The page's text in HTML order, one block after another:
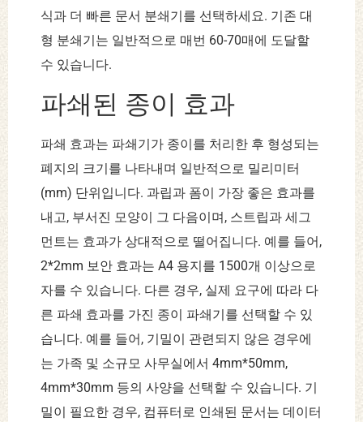
식과 더 빠른 문서 분쇄기를 선택하세요. 기존 대
형 분쇄기는 일반적으로 매번 60-70매에 도달할
수 있습니다.
파쇄된 종이 효과
파쇄 효과는 파쇄기가 종이를 처리한 후 형성되는
폐지의 크기를 나타내며 일반적으로 밀리미터
(mm) 단위입니다. 과립과 폼이 가장 좋은 효과를
내고, 부서진 모양이 그 다음이며, 스트립과 세그
먼트는 효과가 상대적으로 떨어집니다. 예를 들어,
2*2mm 보안 효과는 A4 용지를 1500개 이상으로
자를 수 있습니다. 다른 경우, 실제 요구에 따라 다
른 파쇄 효과를 가진 종이 파쇄기를 선택할 수 있
습니다. 예를 들어, 기밀이 관련되지 않은 경우에
는 가족 및 소규모 사무실에서 4mm*50mm,
4mm*30mm 등의 사양을 선택할 수 있습니다. 기
밀이 필요한 경우, 컴퓨터로 인쇄된 문서는 데이터